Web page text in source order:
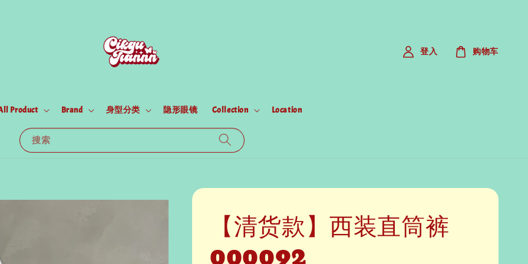
搜索
Product Brand 身型分类 隐形眼镜 Collection Location
登入 购物车
【清货款】西装直筒裤